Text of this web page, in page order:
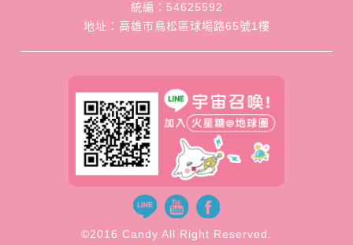
統編：54625592
地址：高雄市鳥松區球場路65號1樓
©2016 Candy All Right Reserved.